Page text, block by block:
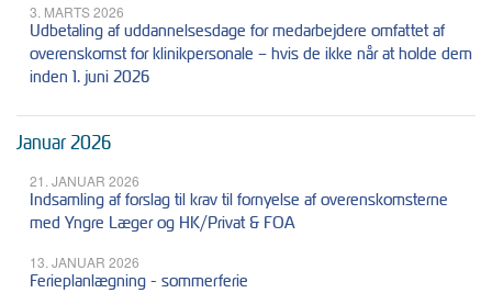
3. MARTS 2026
Udbetaling af uddannelsesdage for medarbejdere omfattet af
overenskomst for klinikpersonale – hvis de ikke når at holde dem
inden 1. juni 2026
Januar 2026
21. JANUAR 2026
Indsamling af forslag til krav til fornyelse af overenskomsterne
med Yngre Læger og HK/Privat & FOA
13. JANUAR 2026
Ferieplanlægning - sommerferie